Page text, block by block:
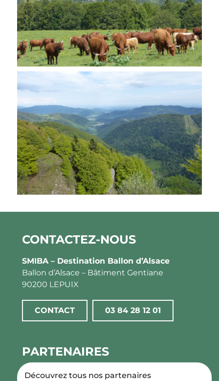
CONTACTEZ-NOUS
SMIBA – Destination Ballon d’Alsace
Ballon d’Alsace – Bâtiment Gentiane
90200 LEPUIX
CONTACT 03 84 28 12 01
PARTENAIRES
Découvrez tous nos partenaires